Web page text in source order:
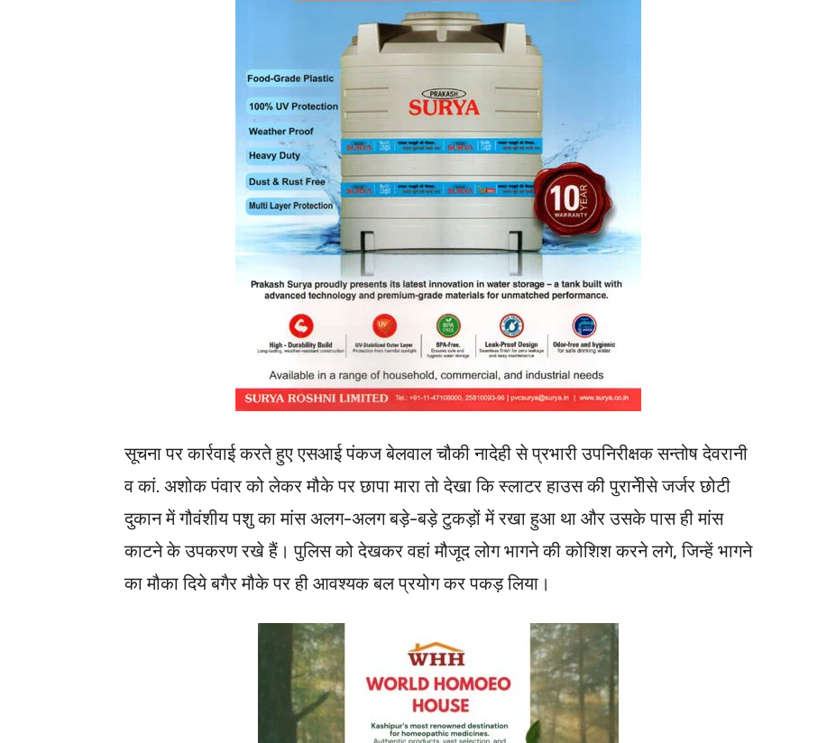
सूचना पर कार्रवाई करते हुए एसआई पंकज बेलवाल चौकी नादेही से प्रभारी उपनिरीक्षक सन्तोष देवरानी
व कां. अशोक पंवार को लेकर मौके पर छापा मारा तो देखा कि स्लाटर हाउस की पुरानेीसे जर्जर छोटी
दुकान में गौवंशीय पशु का मांस अलग-अलग बड़े-बड़े टुकड़ों में रखा हुआ था और उसके पास ही मांस
काटने के उपकरण रखे हैं। पुलिस को देखकर वहां मौजूद लोग भागने की कोशिश करने लगे, जिन्हें भागने
का मौका दिये बगैर मौके पर ही आवश्यक बल प्रयोग कर पकड़ लिया।